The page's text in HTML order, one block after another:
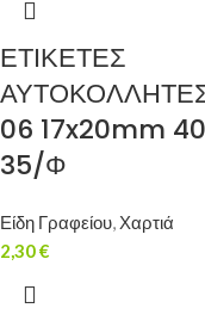
ΕΤΙΚΕΤΕΣ
06 17x20mm
35/Φ
Είδη Γραφείου, Χαρτιά
2,30€